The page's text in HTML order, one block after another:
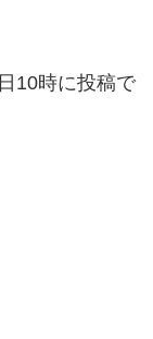
10時に投稿で